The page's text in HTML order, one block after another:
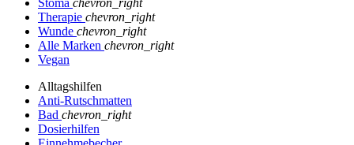
Stoma chevron_right
Therapie chevron_right
Wunde chevron_right
Alle Marken chevron_right
Vegan
Alltagshilfen
Anti-Rutschmatten
Bad chevron_right
Dosierhilfen